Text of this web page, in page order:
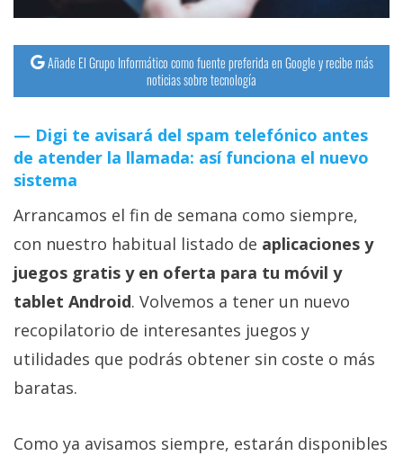
Añade El Grupo Informático como fuente preferida en Google y recibe más
noticias sobre tecnología
Digi te avisará del spam telefónico antes
de atender la llamada: así funciona el nuevo
sistema
Arrancamos el fin de semana como siempre,
con nuestro habitual listado de aplicaciones y
juegos gratis y en oferta para tu móvil y
tablet Android. Volvemos a tener un nuevo
recopilatorio de interesantes juegos y
utilidades que podrás obtener sin coste o más
baratas.
Como ya avisamos siempre, estarán disponibles